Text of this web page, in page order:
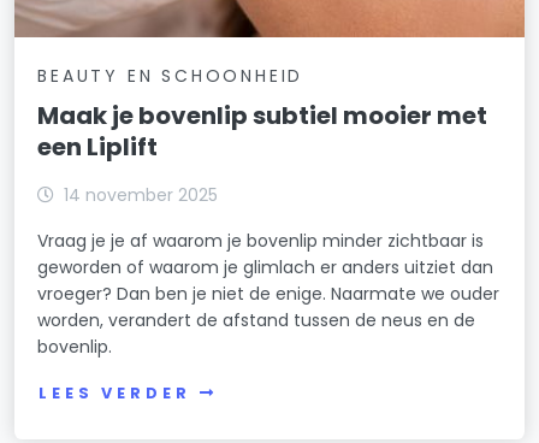
BEAUTY EN SCHOONHEID
Maak je bovenlip subtiel mooier met
een Liplift
14 november 2025
Vraag je je af waarom je bovenlip minder zichtbaar is
geworden of waarom je glimlach er anders uitziet dan
vroeger? Dan ben je niet de enige. Naarmate we ouder
worden, verandert de afstand tussen de neus en de
bovenlip.
LEES VERDER